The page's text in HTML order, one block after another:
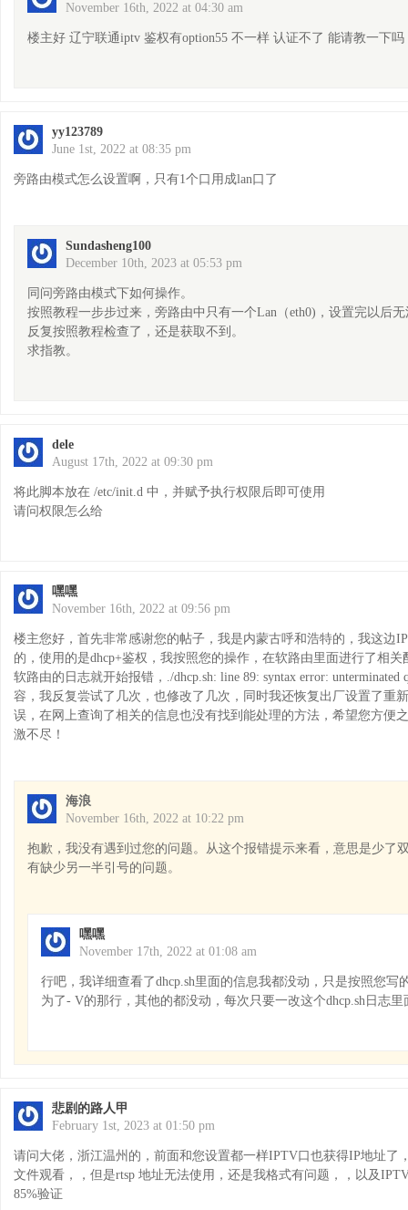
November 16th, 2022 at 04:30 am
楼主好 辽宁联通iptv 鉴权有option55 不一样 认证不了 能请教一下吗
yy123789
June 1st, 2022 at 08:35 pm
旁路由模式怎么设置啊，只有1个口用成lan口了
Sundasheng100
December 10th, 2023 at 05:53 pm
同问旁路由模式下如何操作。
按照教程一步步过来，旁路由中只有一个Lan（eth0)，设置完以后
反复按照教程检查了，还是获取不到。
求指教。
dele
August 17th, 2022 at 09:30 pm
将此脚本放在 /etc/init.d 中，并赋予执行权限后即可使用
请问权限怎么给
嘿嘿
November 16th, 2022 at 09:56 pm
楼主您好，首先非常感谢您的帖子，我是内蒙古呼和浩特的，我这边
的，使用的是dhcp+鉴权，我按照您的操作，在软路由里面进行了相关
软路由的日志就开始报错，./dhcp.sh: line 89: syntax error: unterminated
容，我反复尝试了几次，也修改了几次，同时我还恢复出厂设置了重
误，在网上查询了相关的信息也没有找到能处理的方法，希望您方便
激不尽！
海浪
November 16th, 2022 at 10:22 pm
抱歉，我没有遇到过您的问题。从这个报错提示来看，意思是少了
有缺少另一半引号的问题。
嘿嘿
November 17th, 2022 at 01:08 am
行吧，我详细查看了dhcp.sh里面的信息我都没动，只是按照您写
为了- V的那行，其他的都没动，每次只要一改这个dhcp.sh日志
悲剧的路人甲
February 1st, 2023 at 01:50 pm
请问大佬，浙江温州的，前面和您设置都一样IPTV口也获得IP地址了
文件观看，，但是rtsp 地址无法使用，还是我格式有问题，，以及
85%验证